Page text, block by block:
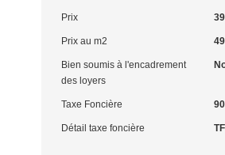
Prix
Prix au m2
Bien soumis à l'encadrement
des loyers
Taxe Foncière
Détail taxe foncière